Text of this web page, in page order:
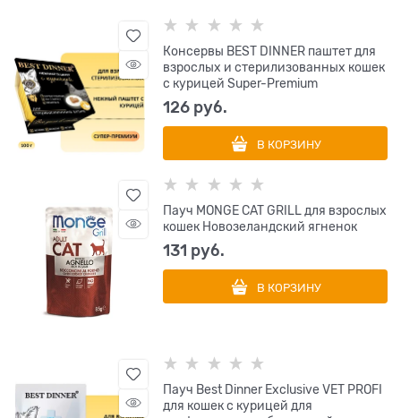
Консервы BEST DINNER паштет для
взрослых и стерилизованных кошек
с курицей Super-Premium
126 руб.
В КОРЗИНУ
Пауч MONGE CAT GRILL для взрослых
кошек Новозеландский ягненок
131 руб.
В КОРЗИНУ
Пауч Best Dinner Exclusive VET PROFI
для кошек с курицей для